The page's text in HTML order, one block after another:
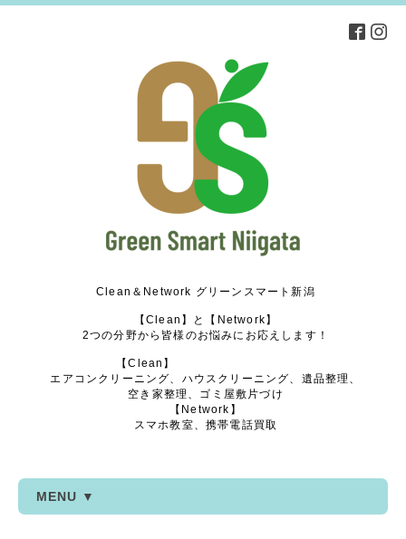
Clean＆Network グリーンスマート新潟
【Clean】と【Network】
2つの分野から皆様のお悩みにお応えします！
【Clean】
エアコンクリーニング、ハウスクリーニング、遺品整理、
空き家整理、ゴミ屋敷片づけ
【Network】
スマホ教室、携帯電話買取
MENU ▼